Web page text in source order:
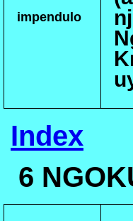
impendulo
Index
6